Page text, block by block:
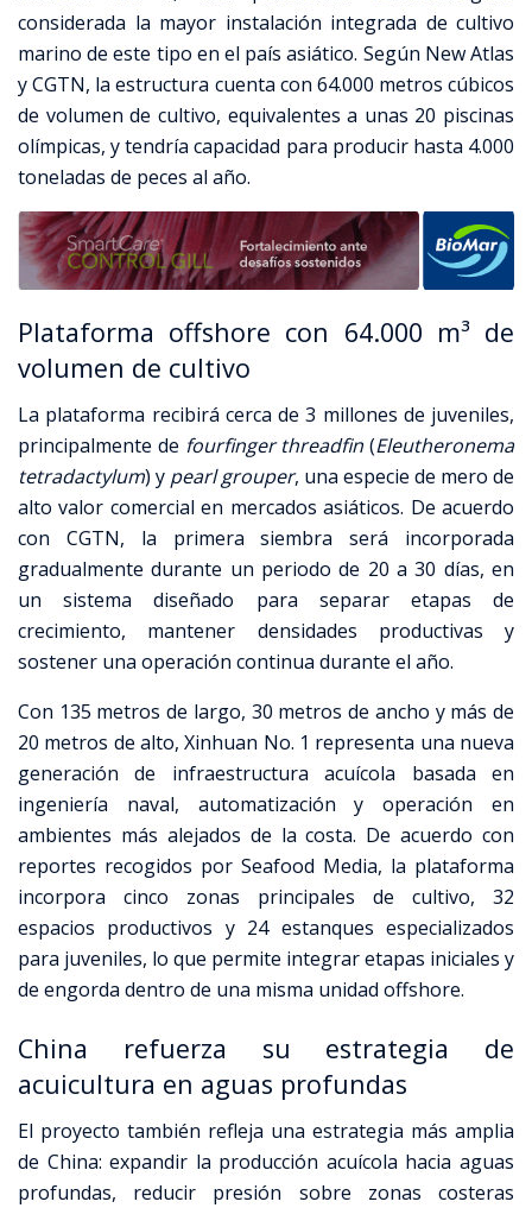
considerada la mayor instalación integrada de cultivo
marino de este tipo en el país asiático. Según New Atlas
y CGTN, la estructura cuenta con 64.000 metros cúbicos
de volumen de cultivo, equivalentes a unas 20 piscinas
olímpicas, y tendría capacidad para producir hasta 4.000
toneladas de peces al año.
Plataforma offshore con 64.000 m³ de
volumen de cultivo
La plataforma recibirá cerca de 3 millones de juveniles,
principalmente de fourfinger threadfin (Eleutheronema
tetradactylum) y pearl grouper, una especie de mero de
alto valor comercial en mercados asiáticos. De acuerdo
con CGTN, la primera siembra será incorporada
gradualmente durante un periodo de 20 a 30 días, en
un sistema diseñado para separar etapas de
crecimiento, mantener densidades productivas y
sostener una operación continua durante el año.
Con 135 metros de largo, 30 metros de ancho y más de
20 metros de alto, Xinhuan No. 1 representa una nueva
generación de infraestructura acuícola basada en
ingeniería naval, automatización y operación en
ambientes más alejados de la costa. De acuerdo con
reportes recogidos por Seafood Media, la plataforma
incorpora cinco zonas principales de cultivo, 32
espacios productivos y 24 estanques especializados
para juveniles, lo que permite integrar etapas iniciales y
de engorda dentro de una misma unidad offshore.
China refuerza su estrategia de
acuicultura en aguas profundas
El proyecto también refleja una estrategia más amplia
de China: expandir la producción acuícola hacia aguas
profundas, reducir presión sobre zonas costeras